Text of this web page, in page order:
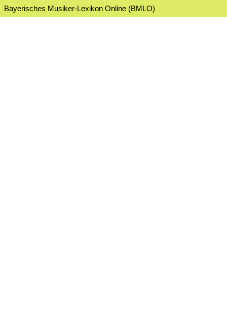
Bayerisches Musiker-Lexikon Online (BMLO)